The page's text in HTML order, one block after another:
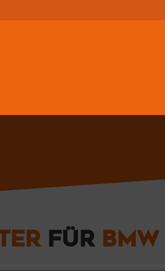
FÜR BMW